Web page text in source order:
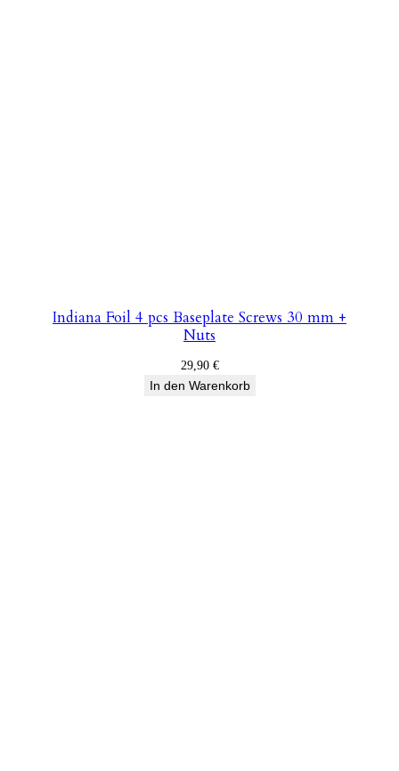
Indiana Foil 4 pcs Baseplate Screws 30 mm +
Nuts
29,90 €
In den Warenkorb